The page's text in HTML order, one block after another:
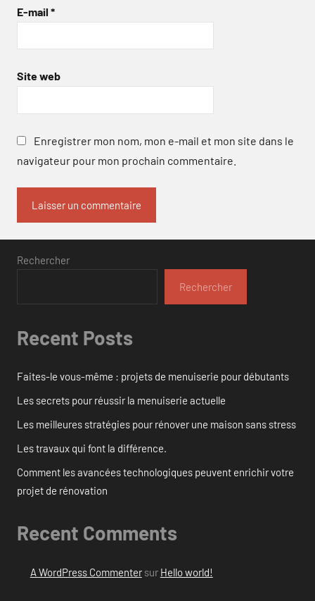
E-mail *
Site web
Enregistrer mon nom, mon e-mail et mon site dans le
navigateur pour mon prochain commentaire.
Rechercher
Rechercher
Recent Posts
Faites-le vous-même : projets de menuiserie pour débutants
Les secrets pour réussir la menuiserie actuelle
Les meilleures stratégies pour rénover une maison sans stress
Les travaux qui font la différence.
Comment les avancées technologiques peuvent enrichir votre
projet de rénovation
Recent Comments
A WordPress Commentersur Hello world!